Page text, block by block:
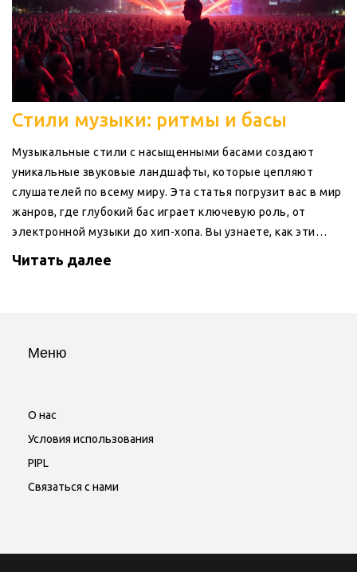
Стили музыки: ритмы и басы
Музыкальные стили с насыщенными басами создают
уникальные звуковые ландшафты, которые цепляют
слушателей по всему миру. Эта статья погрузит вас в мир
жанров, где глубокий бас играет ключевую роль, от
электронной музыки до хип-хопа. Вы узнаете, как эти
популярными, и почему такие ритмы так важны для
Читать далее
Меню
О нас
Условия использования
PIPL
Связаться с нами